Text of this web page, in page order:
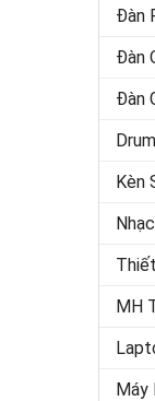
Đàn
Đàn
Đàn
Kèn
MH
Máy